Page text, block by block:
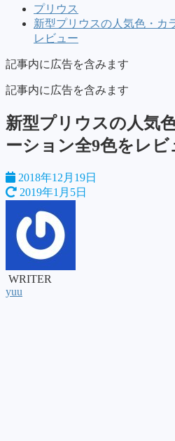
プリウス
新型プリウスの人気色・カ
レビュー
記事内に広告を含みます
記事内に広告を含みます
新型プリウスの人気
ーション全9色をレビ
2018年12月19日
2019年1月5日
WRITER
yuu